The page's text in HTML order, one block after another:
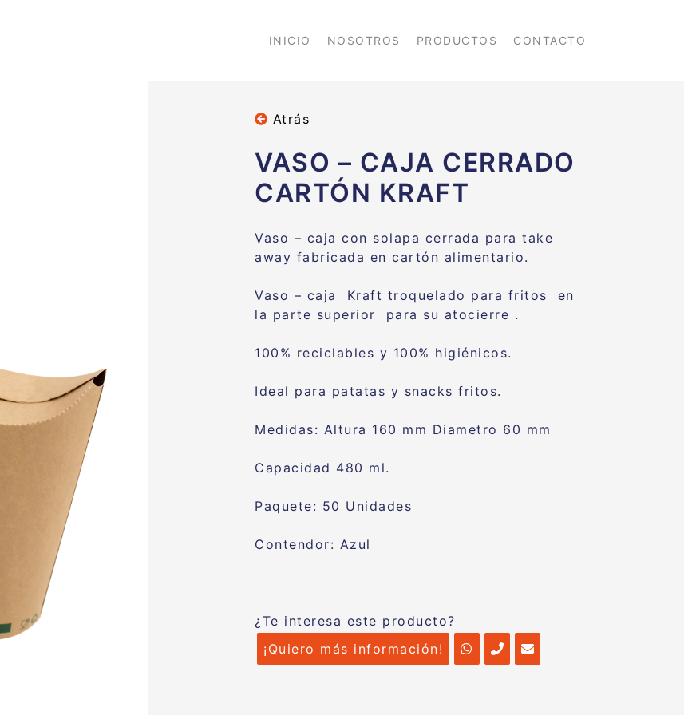
INICIO NOSOTROS PRODUCTOS CONTACTO
Atrás
VASO – CAJA CERRADO
CARTÓN KRAFT
Vaso – caja con solapa cerrada para take
away fabricada en cartón alimentario.
Vaso – caja Kraft troquelado para fritos en
la parte superior para su atocierre .
100% reciclables y 100% higiénicos.
Ideal para patatas y snacks fritos.
Medidas: Altura 160 mm Diametro 60 mm
Capacidad 480 ml.
Paquete: 50 Unidades
Contendor: Azul
¿Te interesa este producto?
¡Quiero más información!